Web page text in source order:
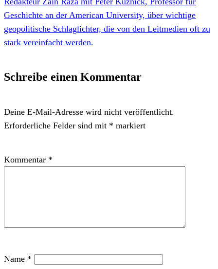
Schreibe einen Kommentar
Deine E-Mail-Adresse wird nicht veröffentlicht.
Erforderliche Felder sind mit * markiert
Kommentar *
Name *